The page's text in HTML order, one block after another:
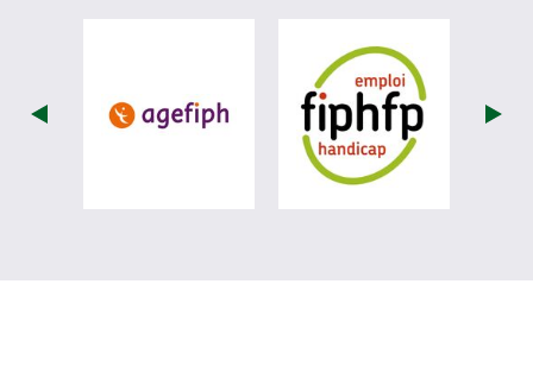
visiter les site de Agefiph (nouvelle
visiter les